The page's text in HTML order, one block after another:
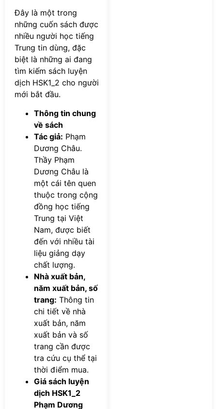
Đây là một trong
những cuốn sách được
nhiều người học tiếng
Trung tin dùng, đặc
biệt là những ai đang
tìm kiếm sách luyện
dịch HSK1_2 cho người
mới bắt đầu.
Thông tin chung
về sách
Tác giả: Phạm
Dương Châu.
Thầy Phạm
Dương Châu là
một cái tên quen
thuộc trong cộng
đồng học tiếng
Trung tại Việt
Nam, được biết
đến với nhiều tài
liệu giảng dạy
chất lượng.
Nhà xuất bản,
năm xuất bản, số
trang: Thông tin
chi tiết về nhà
xuất bản, năm
xuất bản và số
trang cần được
tra cứu cụ thể tại
thời điểm mua.
Giá sách luyện
dịch HSK1_2
Phạm Dương